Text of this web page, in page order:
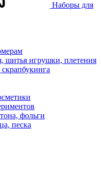
Наборы для
шитья игрушки, плетения
фольги
песка